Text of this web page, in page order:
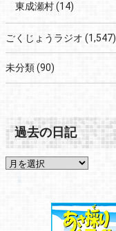
東成瀬村(14)
ごくじょうラジオ (1,547)
未分類(90)
過去の日記